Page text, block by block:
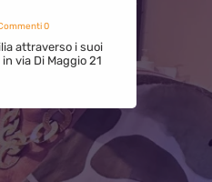
Commenti 0
attraverso i suoi
via Di Maggio 21